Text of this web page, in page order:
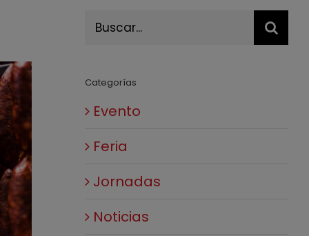
Buscar:
Categorías
Evento
Feria
Jornadas
Noticias